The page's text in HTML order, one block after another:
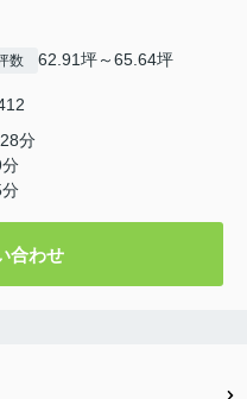
数 62.91坪～65.64坪
分
分
分
合わせ